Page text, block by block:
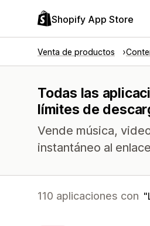
Shopify App Store
Venta de productos
Todas las
límites de
Vende música,
instantáneo al
110 aplicaciones con